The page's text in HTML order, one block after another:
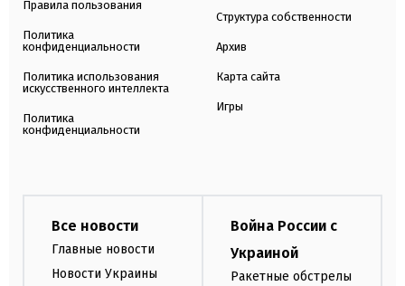
Правила пользования
Политика
конфиденциальности
Политика использования
искусственного интеллекта
Политика
конфиденциальности
Структура собственности
Архив
Карта сайта
Игры
Все новости
Главные новости
Новости Украины
Война России с
Украиной
Ракетные обстрелы